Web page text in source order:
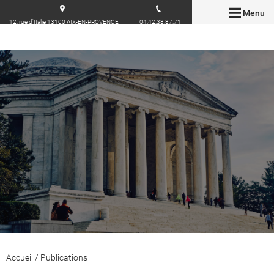
Menu
12, rue d'Italie 13100 AIX-EN-PROVENCE 04.42.38.87.71
Accueil / Publications